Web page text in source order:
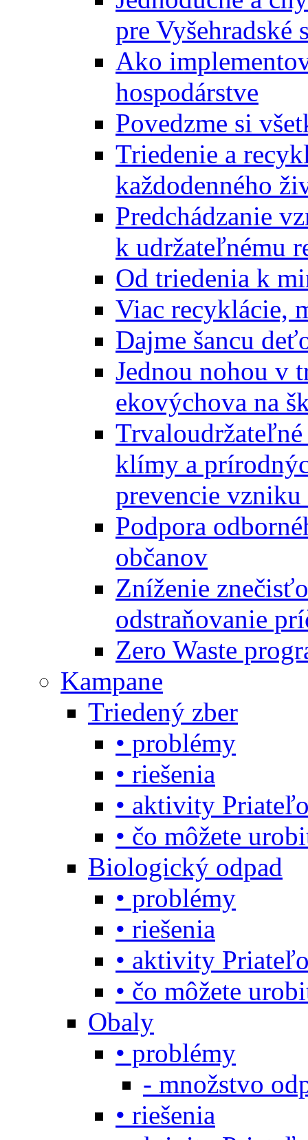
pre Vyšehradské
Ako
hospodárstve
Povedzme si
Triedenie a
každodenného
Predchádzanie
k udržateľnému
Od triedenia k
Viac recyklácie,
Dajme šancu
Jednou nohou v
ekovýchova na
klímy a
prevencie vzniku
Podpora
občanov
Zníženie
odstraňovanie
Zero Waste
Kampane
Triedený zber
• problémy
• riešenia
• aktivity
• čo môžete
Biologický odpad
• problémy
• riešenia
• aktivity
• čo môžete
Obaly
• problémy
- množstvo
• riešenia